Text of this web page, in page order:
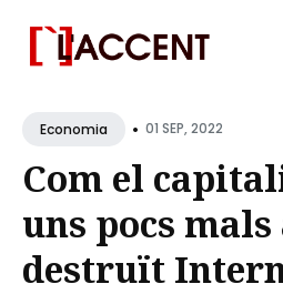
for
Economia • 01 SEP, 2022
Com el
uns pocs
destruït